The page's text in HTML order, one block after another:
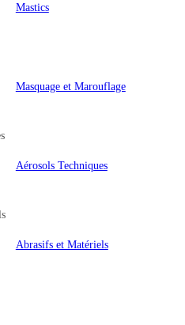
Mastics
Masquage et Marouflage
Aérosols Techniques
Abrasifs et Matériels